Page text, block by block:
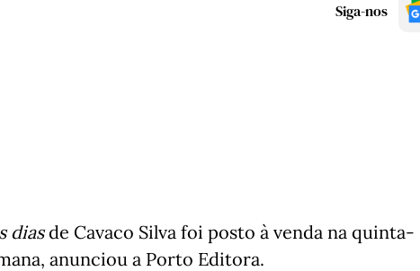
Siga-nos
diasde Cavaco Silva foi posto à venda na quinta-
anunciou a Porto Editora.